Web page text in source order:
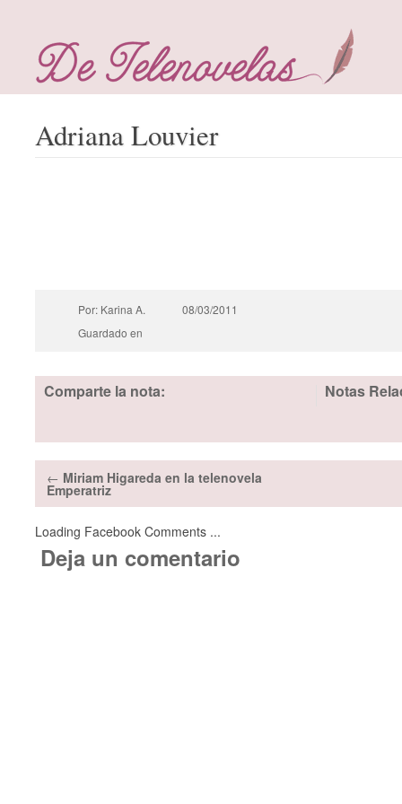
Adriana Louvier
Por: Karina A.
08/03/2011
Guardado en
Comparte la nota: Notas
← Miriam Higareda en la telenovela
Emperatriz
Loading Facebook Comments ...
Deja un comentario